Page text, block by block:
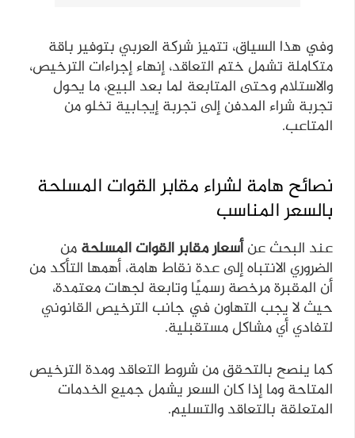
وفي هذا السياق، تتميز شركة العربي بتوفير باقة
متكاملة تشمل ختم التعاقد، إنهاء إجراءات الترخيص،
والاستلام وحتى المتابعة لما بعد البيع، ما يحول
تجربة شراء المدفن إلى تجربة إيجابية تخلو من
المتاعب.
نصائح هامة لشراء مقابر القوات المسلحة
بالسعر المناسب
عند البحث عنأسعار مقابر القوات المسلحةمن
الضروري الانتباه إلى عدة نقاط هامة، أهمها التأكد من
أن المقبرة مرخصة رسميًا وتابعة لجهات معتمدة،
حيث لا يجب التهاون في جانب الترخيص القانوني
لتفادي أي مشاكل مستقبلية.
كما ينصح بالتحقق من شروط التعاقد ومدة الترخيص
المتاحة وما إذا كان السعر يشمل جميع الخدمات
المتعلقة بالتعاقد والتسليم.